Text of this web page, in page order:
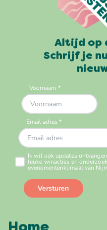
Altijd op
Schrijf je